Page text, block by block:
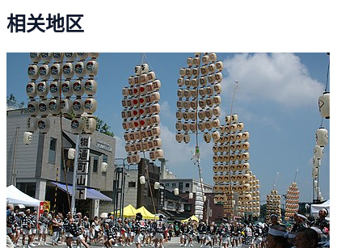
相关地区